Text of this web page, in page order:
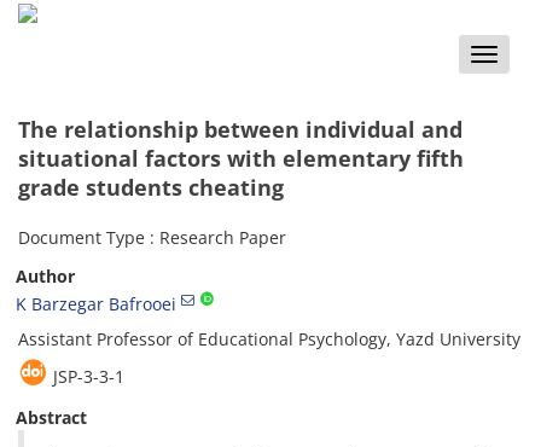
Toggle
The relationship between individual and
situational factors with elementary fifth
grade students cheating
Document Type : Research Paper
Author
K Barzegar Bafrooei
Assistant Professor of Educational Psychology, Yazd University
JSP-3-3-1
Abstract